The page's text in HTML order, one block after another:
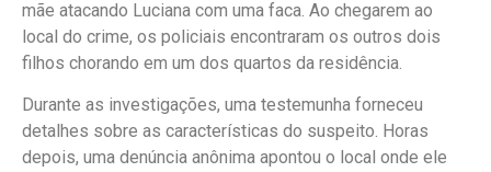
mãe atacando Luciana com uma faca. Ao chegarem ao
local do crime, os policiais encontraram os outros dois
filhos chorando em um dos quartos da residência.
Durante as investigações, uma testemunha forneceu
detalhes sobre as características do suspeito. Horas
depois, uma denúncia anônima apontou o local onde ele